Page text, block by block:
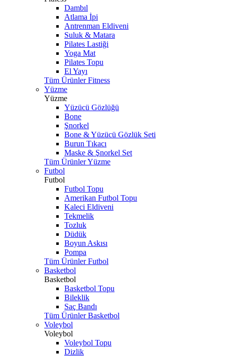
Dambıl
Atlama İpi
Antrenman Eldiveni
Suluk & Matara
Pilates Lastiği
Yoga Mat
Pilates Topu
El Yayı
Tüm Ürünler Fitness
Yüzme
Yüzme
Yüzücü Gözlüğü
Bone
Şnorkel
Bone & Yüzücü Gözlük Seti
Burun Tıkacı
Maske & Şnorkel Set
Tüm Ürünler Yüzme
Futbol
Futbol
Futbol Topu
Amerikan Futbol Topu
Kaleci Eldiveni
Tekmelik
Tozluk
Düdük
Boyun Askısı
Pompa
Tüm Ürünler Futbol
Basketbol
Basketbol
Basketbol Topu
Bileklik
Saç Bandı
Tüm Ürünler Basketbol
Voleybol
Voleybol
Voleybol Topu
Dizlik